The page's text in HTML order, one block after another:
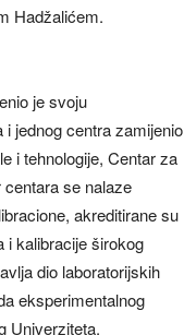
Hadžalićem.
je svoju
jednog centra zamijenio
i tehnologije, Centar za
centara se nalaze
akreditirane su
i kalibracije širokog
dio laboratorijskih
eksperimentalnog
Univerziteta.